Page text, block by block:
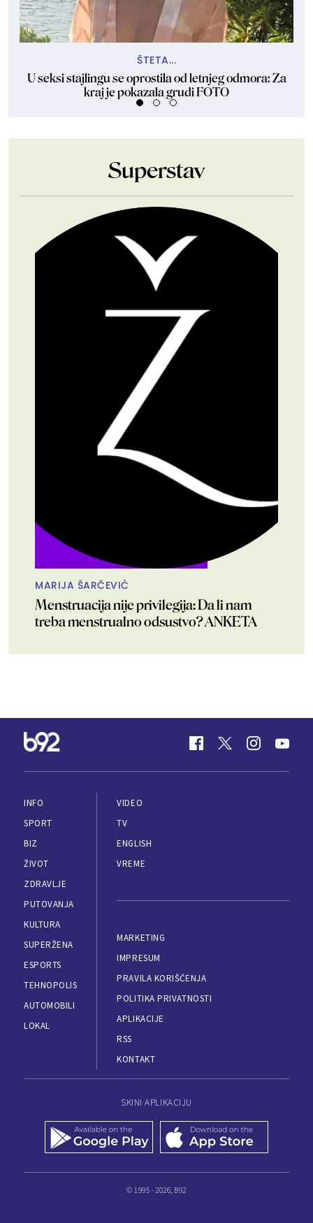
ŠTETA...
U seksi stajlingu se oprostila od letnjeg odmora: Za
kraj je pokazala grudi FOTO
Superstav
MARIJA ŠARČEVIĆ
Menstruacija nije privilegija: Da li nam
treba menstrualno odsustvo? ANKETA
INFO
SPORT
BIZ
ŽIVOT
ZDRAVLJE
PUTOVANJA
KULTURA
SUPERŽENA
ESPORTS
TEHNOPOLIS
AUTOMOBILI
LOKAL
VIDEO
TV
ENGLISH
VREME
MARKETING
IMPRESUM
PRAVILA KORIŠĆENJA
POLITIKA PRIVATNOSTI
APLIKACIJE
RSS
KONTAKT
SKINI APLIKACIJU
© 1995 - 2026, B92